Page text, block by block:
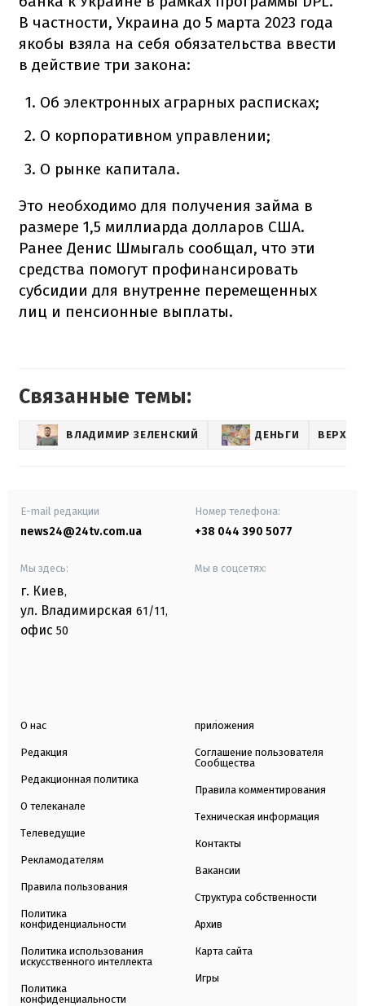
В частности, Украина до 5 марта 2023 года
якобы взяла на себя обязательства ввести
в действие три закона:
Об электронных аграрных расписках;
О корпоративном управлении;
О рынке капитала.
Это необходимо для получения займа в
размере 1,5 миллиарда долларов США.
Ранее Денис Шмыгаль сообщал, что эти
средства помогут профинансировать
субсидии для внутренне перемещенных
лиц и пенсионные выплаты.
Связанные темы:
ВЛАДИМИР ЗЕЛЕНСКИЙ ДЕНЬГИ
E-mail редакции
news24@24tv.com.ua
Номер телефона:
+38 044 390 5077
Мы здесь:
г. Киев,
ул. Владимирская 61/11,
офис 50
Мы в соцсетях:
О нас
Редакция
Редакционная политика
О телеканале
Телеведущие
Рекламодателям
Правила пользования
Политика
конфиденциальности
Политика использования
искусственного интеллекта
Политика
конфиденциальности
приложения
Соглашение пользователя
Сообщества
Правила комментирования
Техническая информация
Контакты
Вакансии
Структура собственности
Архив
Карта сайта
Игры